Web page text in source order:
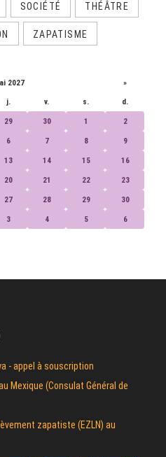
SOCIÉTÉ THÉÂTRE
ZAPATISME
2027 »
j. v. s. d.
29 30 1 2
6 7 8 9
13 14 15 16
20 21 22 23
27 28 29 30
3 4 5 6
- appel à souscription
Mexique (Consulat Général de
zapatiste (EZLN) au